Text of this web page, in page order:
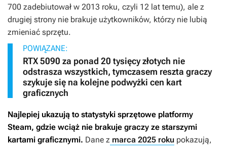
700 zadebiutował w 2013 roku, czyli 12 lat temu), ale z
drugiej strony nie brakuje użytkowników, którzy nie lubią
zmieniać sprzętu.
POWIĄZANE:
RTX 5090 za ponad 20 tysięcy złotych nie
odstrasza wszystkich, tymczasem reszta graczy
szykuje się na kolejne podwyżki cen kart
graficznych
Najlepiej ukazują to statystyki sprzętowe platformy
Steam, gdzie wciąż nie brakuje graczy ze starszymi
kartami graficznymi. Dane z marca 2025 roku pokazują,